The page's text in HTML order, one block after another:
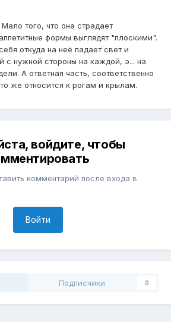
того, что она страдает
формы выглядят "плоскими".
откуда на неё падает свет и
с нужной стороны на каждой, э... на
А ответная часть, соответственно
же относится к рогам и крылам.
войдите, чтобы
комментарий после входа в
Войти
Подписчики 0